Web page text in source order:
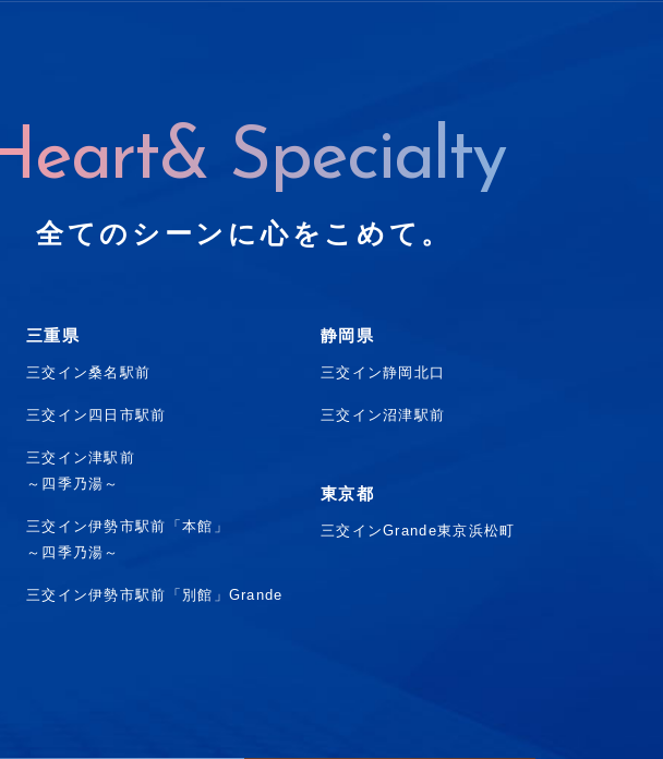
Specialty
全てのシーンに心をこめて。
三重県
三交イン桑名駅前
三交イン四日市駅前
三交イン津駅前
～四季乃湯～
三交イン伊勢市駅前「本館」
～四季乃湯～
三交イン伊勢市駅前「別館」Grande
静岡県
三交イン静岡北口
三交イン沼津駅前
東京都
三交インGrande東京浜松町